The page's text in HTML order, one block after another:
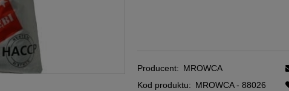
Producent: MROWCA
Kod produktu: MROWCA - 88026